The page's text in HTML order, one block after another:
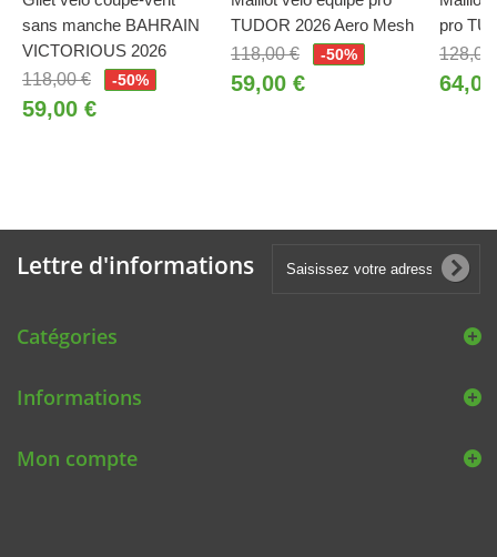
sans manche BAHRAIN
VICTORIOUS 2026
118,00 €
-50%
59,00 €
TUDOR 2026 Aero Mesh
118,00 €
-50%
59,00 €
pro
128,00
Lettre d'informations
Catégories
Informations
Mon compte